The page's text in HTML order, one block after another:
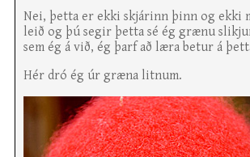
Nei, þetta er ekki skjárinn þinn og ekki
leið og þú segir þetta sé ég grænu
sem ég á við, ég þarf að læra betur á
Hér dró ég úr græna litnum.